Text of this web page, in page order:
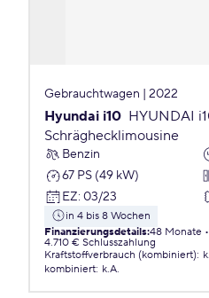
Gebrauchtwagen | 2022
Hyundai i10 HYUNDAI
Schräghecklimousine
Benzin
67 PS (49 kW)
EZ: 03/23
in 4 bis 8 Wochen
Finanzierungsdetails:48 Monate
4.710 € Schlusszahlung
Kraftstoffverbrauch (kombiniert):
kombiniert: k.A.